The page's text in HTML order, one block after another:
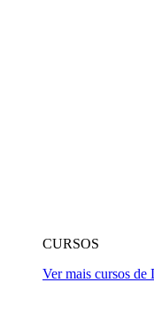
CURSOS
Ver mais cursos de